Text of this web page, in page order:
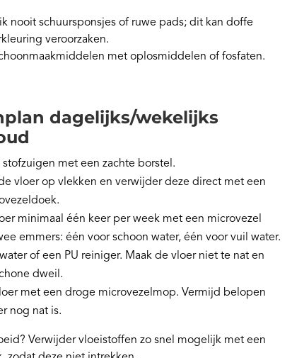
nooit schuursponsjes of ruwe pads; dit kan doffe
veroorzaken.
met oplosmiddelen of fosfaten.
dagelijks/wekelijks
stofzuigen met een zachte borstel.
vloer op vlekken en verwijder deze direct met een
minimaal één keer per week met een microvezel
emmers: één voor schoon water, één voor vuil water.
of een PU reiniger. Maak de vloer niet te nat en
dweil.
met een droge microvezelmop. Vermijd belopen
nog nat is.
Verwijder vloeistoffen zo snel mogelijk met een